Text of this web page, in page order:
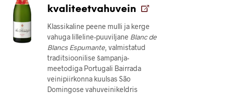
kvaliteetvahuvein
Klassikaline peene mulli ja kerge
vahuga lilleline-puuviljane Blanc de
Blancs Espumante , valmistatud
traditsioonilise šampanja-
meetodiga Portugali Bairrada
veinipiirkonna kuulsas São
Domingose vahuveinikeldris